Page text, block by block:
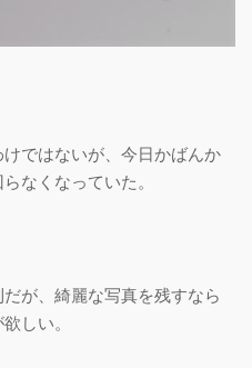
ではないが、今日かばんか
なくなっていた。
が、綺麗な写真を残すなら
しい。